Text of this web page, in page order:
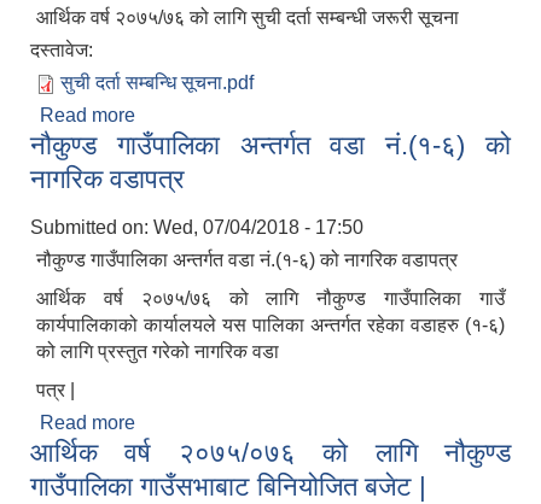
आर्थिक वर्ष २०७५/७६ को लागि सुची दर्ता सम्बन्धी जरूरी सूचना
दस्तावेज:
सुची दर्ता सम्बन्धि सूचना.pdf
Read more
नौकुण्ड गाउँपालिका अन्तर्गत वडा नं.(१-६) को
नागरिक वडापत्र
Submitted on: Wed, 07/04/2018 - 17:50
नौकुण्ड गाउँपालिका अन्तर्गत वडा नं.(१-६) को नागरिक वडापत्र
आर्थिक वर्ष २०७५/७६ को लागि नौकुण्ड गाउँपालिका गाउँ
कार्यपालिकाको कार्यालयले यस पालिका अन्तर्गत रहेका वडाहरु (१-६)
को लागि प्रस्तुत गरेको नागरिक वडा
पत्र |
Read more
नागरिक वडापत्र
आर्थिक वर्ष २०७५/०७६ को लागि नौकुण्ड
गाउँपालिका गाउँसभाबाट बिनियोजित बजेट |